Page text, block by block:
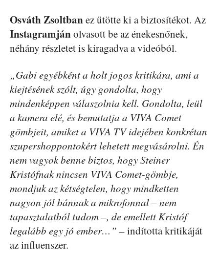
Osváth Zsoltbanez ütötte ki a biztosítékot. Az
Instagramjánolvasott be az énekesnőnek,
néhány részletet is kiragadva a videóból.
„Gabi egyébként a holt jogos kritikára, ami a
kiejtésének szólt, úgy gondolta, hogy
mindenképpen válaszolnia kell. Gondolta, leül
a kamera elé, és bemutatja a VIVA Comet
gömbjeit, amiket a VIVA TV idejében konkrétan
szupershoppontokért lehetett megvásárolni. Én
nem vagyok benne biztos, hogy Steiner
Kristófnak nincsen VIVA Comet-gömbje,
mondjuk az kétségtelen, hogy mindketten
nagyon jól bánnak a mikrofonnal – nem
tapasztalatból tudom –, de emellett Kristóf
legalább egy jó ember…” – indította kritikáját
az influenszer.